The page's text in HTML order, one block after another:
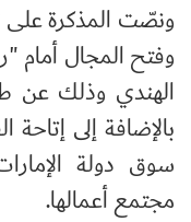
ونصّت المذكرة على
وفتح المجال أمام
الهندي وذلك عن
بالإضافة إلى
سوق دولة
مجتمع أعمالها.